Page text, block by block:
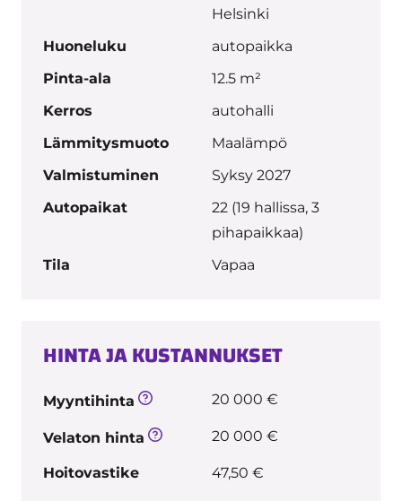
Helsinki
Huoneluku
autopaikka
Pinta-ala
12.5 m²
Kerros
autohalli
Lämmitysmuoto
Maalämpö
Valmistuminen
Syksy 2027
Autopaikat
22 (19 hallissa, 3
pihapaikkaa)
Tila
Vapaa
HINTA JA KUSTANNUKSET
Myyntihinta 20 000 €
Velaton hinta 20 000 €
Hoitovastike 47,50 €